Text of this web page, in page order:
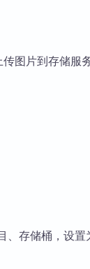
图片到存储服
、存储桶，设置